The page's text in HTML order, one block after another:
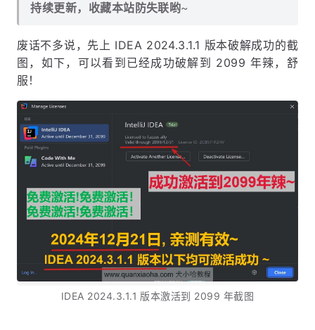
持续更新，收藏本站防失联哟~
废话不多说，先上 IDEA 2024.3.1.1 版本破解成功的截
图，如下，可以看到已经成功破解到 2099 年辣，舒
服！
IDEA 2024.3.1.1 版本激活到 2099 年截图